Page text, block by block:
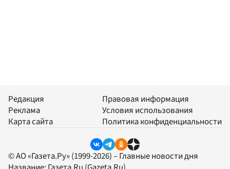
Редакция
Реклама
Карта сайта
Правовая информация
Условия использования
Политика конфиденциальности
© АО «Газета.Ру» (1999-2026) – Главные новости дня